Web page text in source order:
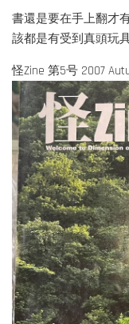
書還是要在手上翻才
該都是有受到真頭玩
怪Zine 第5号 2007